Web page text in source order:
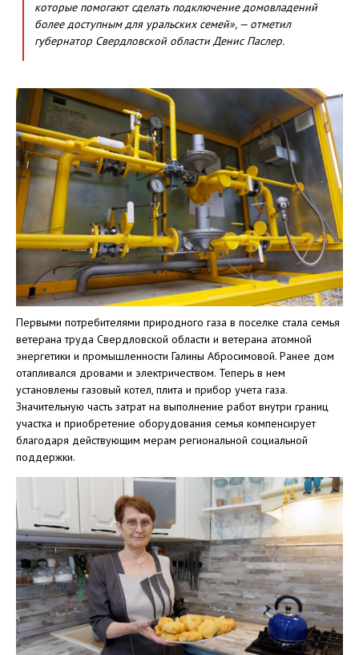
которые помогают сделать подключение домовладений
более доступным для уральских семей», — отметил
губернатор Свердловской области Денис Паслер.
Первыми потребителями природного газа в поселке стала семья
ветерана труда Свердловской области и ветерана атомной
энергетики и промышленности Галины Абросимовой. Ранее дом
отапливался дровами и электричеством. Теперь в нем
установлены газовый котел, плита и прибор учета газа.
Значительную часть затрат на выполнение работ внутри границ
участка и приобретение оборудования семья компенсирует
благодаря действующим мерам региональной социальной
поддержки.